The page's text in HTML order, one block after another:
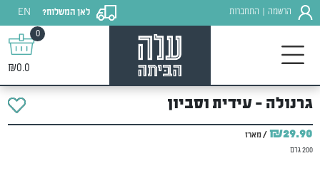
הרשמה התחברות לאן המשלוח?
EN
0
₪0.0
גרנולה - עידית וסביון
₪29.90 / מארז
200 גרם